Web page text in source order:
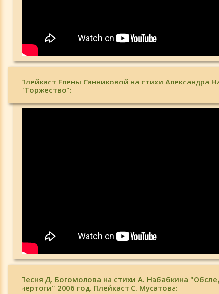
Плейкаст Елены Санниковой на стихи Александра
"Торжество":
Песня Д. Богомолова на стихи А. Набабкина
чертоги" 2006 год. Плейкаст С. Мусатова: